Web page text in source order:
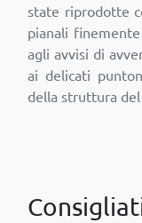
state riprodotte
pianali
agli avvisi di
ai delicati
della struttura